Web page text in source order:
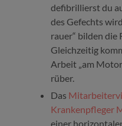
defibrillierst du
des Gefechts
rauer“ bilden die
Gleichzeitig
Arbeit „am
rüber.
Das
Krankenpfleger
einer